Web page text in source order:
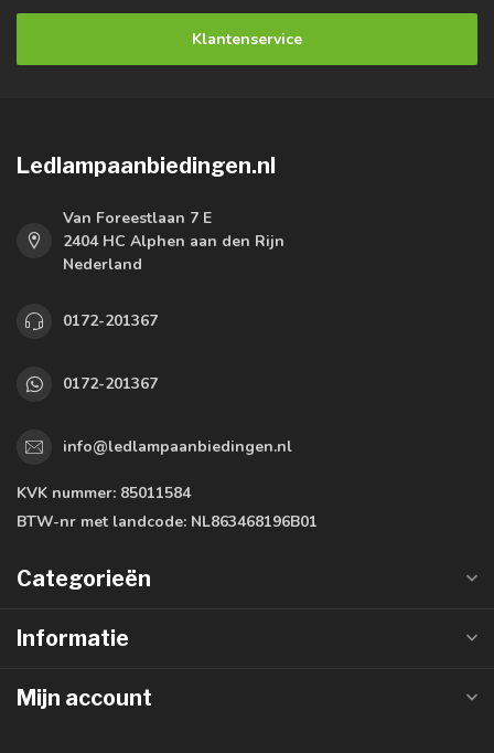
Klantenservice
Ledlampaanbiedingen.nl
Van Foreestlaan 7 E
2404 HC Alphen aan den Rijn
Nederland
0172-201367
0172-201367
info@ledlampaanbiedingen.nl
KVK nummer: 85011584
BTW-nr met landcode: NL863468196B01
Categorieën
Informatie
Mijn account